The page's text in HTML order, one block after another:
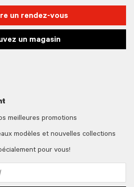
un rendez-vous
un magasin
meilleures promotions
modèles et nouvelles collections
pour vous!